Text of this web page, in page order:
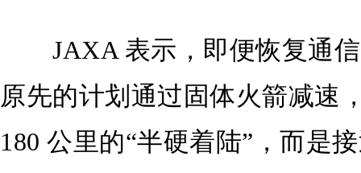
JAXA 表示，即便恢复通信
原先的计划通过固体火箭减速
180 公里的“半硬着陆”，而是